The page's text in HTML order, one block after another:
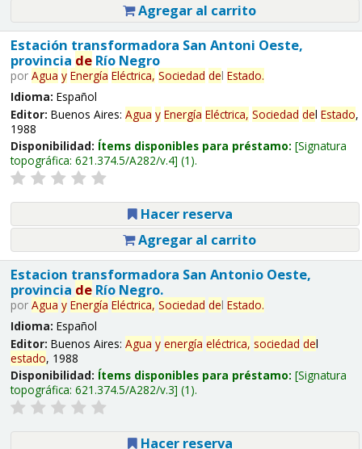
Agregar al carrito
Estación transformadora San Antoni Oeste,
provincia deRío Negro
por Agua y Energía Eléctrica, Sociedad del Estado.
Idioma: Español
Editor: Buenos Aires: Agua y Energía Eléctrica, Sociedad del Estado,
1988
Disponibilidad: Ítems disponibles para préstamo: Signatura
topográfica: 621.374.5/A282/v.4 (1).
Hacer reserva
Agregar al carrito
Estacion transformadora San Antonio Oeste,
provincia deRío Negro.
por Agua y Energía Eléctrica, Sociedad del Estado.
Idioma: Español
Editor: Buenos Aires: Agua y energía eléctrica, sociedad del
estado, 1988
Disponibilidad: Ítems disponibles para préstamo: Signatura
topográfica: 621.374.5/A282/v.3 (1).
Hacer reserva